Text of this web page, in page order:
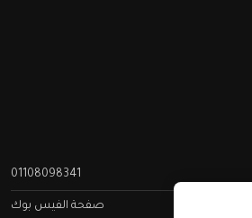
01108098341
صفحة الفيس بوك